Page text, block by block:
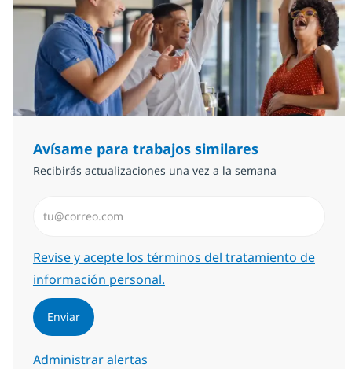
Avísame para trabajos similares
Recibirás actualizaciones una vez a la semana
Required
Revise y acepte los términos del tratamiento de
información personal.
Enviar
Administrar alertas